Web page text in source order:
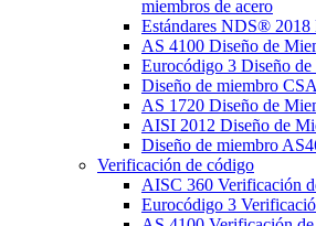
miembros de acero
Estándares NDS®
AS 4100 Diseño de
Eurocódigo 3 Diseño
Diseño de miembro
AS 1720 Diseño de
AISI 2012 Diseño de
Diseño de miembro
Verificación de código
AISC 360 Verificación
Eurocódigo 3